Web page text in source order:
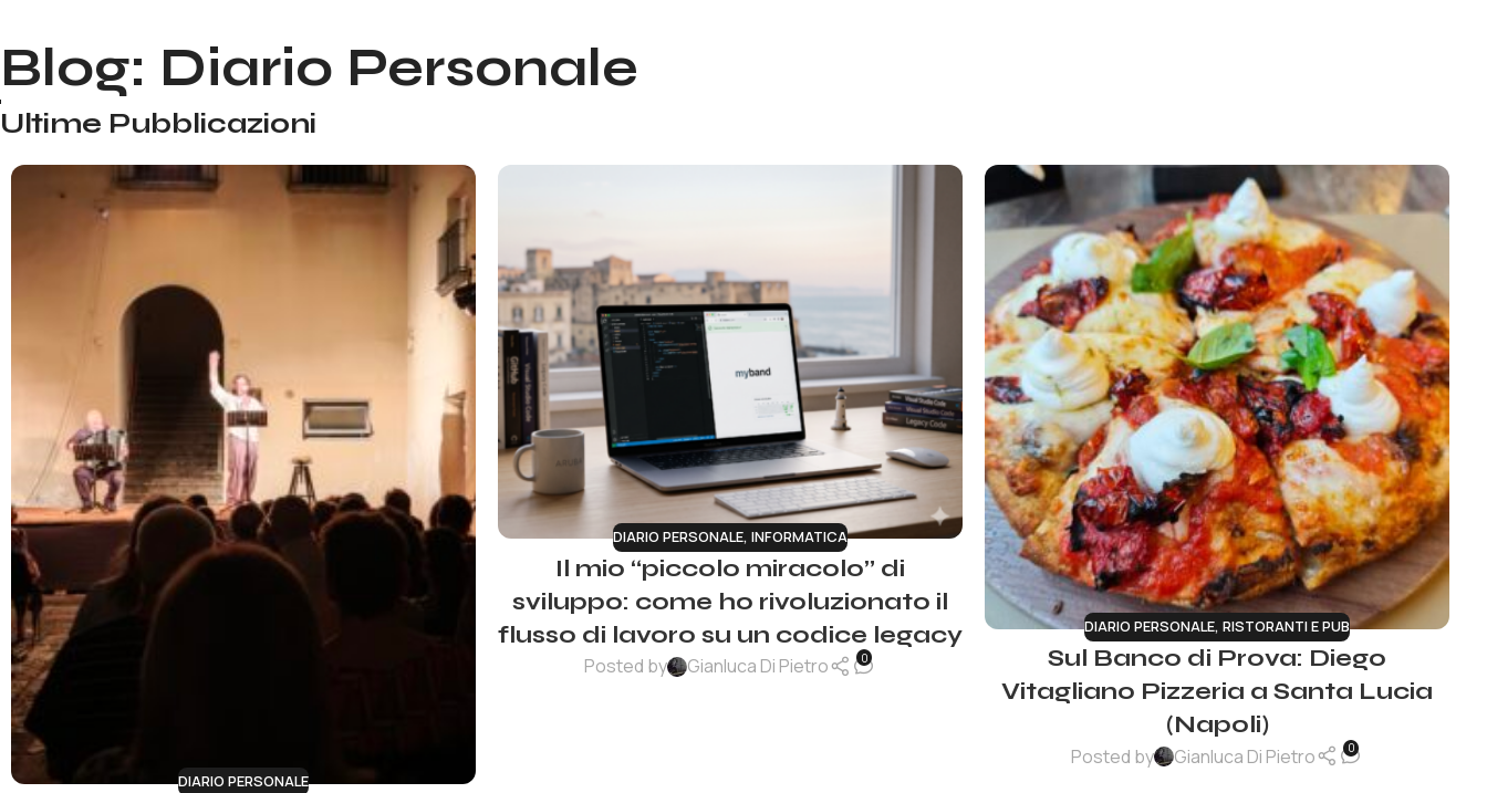
Blog: Diario Personale
Ultime Pubblicazioni
DIARIO PERSONALE
DIARIO PERSONALE, INFORMATICA
Il mio “piccolo miracolo” di
sviluppo: come ho rivoluzionato il
flusso di lavoro su un codice legacy
Posted by Gianluca Di Pietro 0
DIARIO PERSONALE, RISTORANTI E PUB
Sul Banco di Prova: Diego
Vitagliano Pizzeria a Santa Lucia
(Napoli)
Posted by Gianluca Di Pietro 0